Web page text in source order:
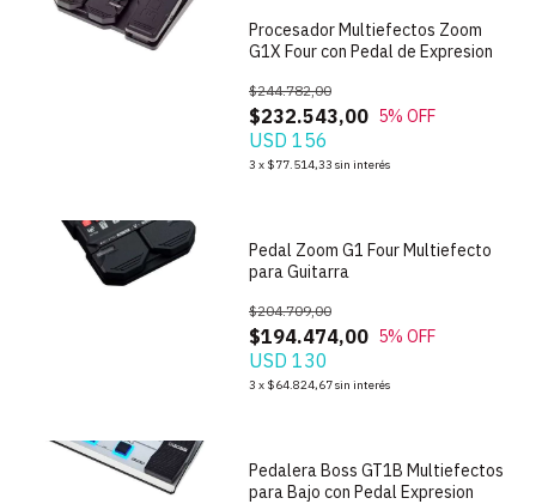
Procesador Multiefectos Zoom
G1X Four con Pedal de Expresion
$232.543,00
$244.782,00
5% OFF
USD 156
3 x $77.514,33 sin interés
Pedal Zoom G1 Four Multiefecto
para Guitarra
$194.474,00
$204.709,00
5% OFF
USD 130
3 x $64.824,67sin interés
Pedalera Boss GT1B Multiefectos
para Bajo con Pedal Expresion